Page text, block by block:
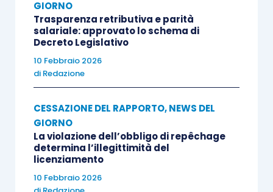
GIORNO
Trasparenza retributiva e parità
salariale: approvato lo schema di
Decreto Legislativo
10 Febbraio 2026
di Redazione
CESSAZIONE DEL RAPPORTO,NEWS DEL
GIORNO
La violazione dell’obbligo di repêchage
determina l’illegittimità del
licenziamento
10 Febbraio 2026